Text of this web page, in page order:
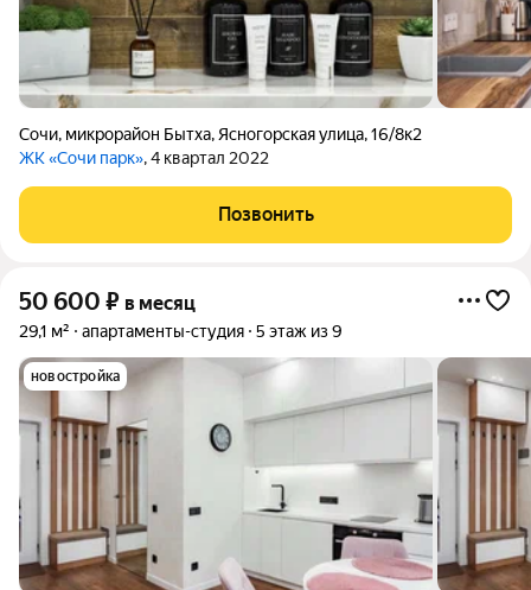
Сочи, микрорайон Бытха, Ясногорская улица,16/8к2
ЖК «Сочи парк», 4 квартал 2022
Позвонить
50 600 ₽ в месяц
29,1 м² апартаменты-студия 5 этаж из 9
новостройка